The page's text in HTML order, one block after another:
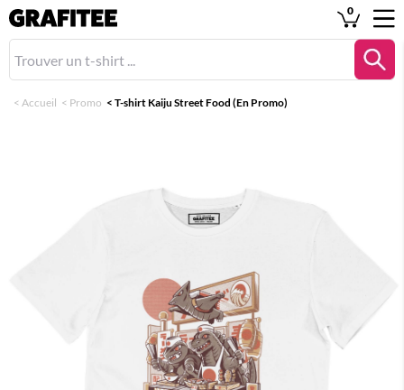
0
< Accueil < Promo < T-shirt Kaiju Street Food (En Promo)